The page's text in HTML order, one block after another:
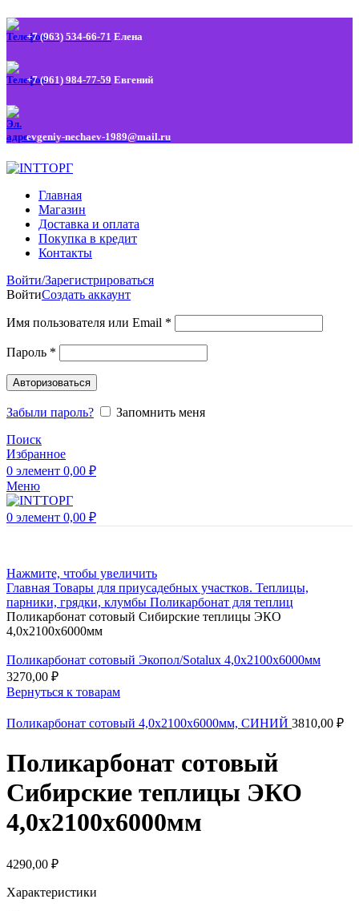
+7 (963) 534-66-71 Елена
+7 (961) 984-77-59 Евгений
evgeniy-nechaev-1989@mail.ru
Главная
Магазин
Доставка и оплата
Покупка в кредит
Контакты
Войти/Зарегистрироваться
ВойтиСоздать аккаунт
Имя пользователя или Email *
Пароль *
Авторизоваться
Забыли пароль?
Запомнить меня
Поиск
Избранное
0 элемент 0,00 ₽
Меню
0 элемент 0,00 ₽
Нажмите, чтобы увеличить
Главная Товары для приусадебных участков. Теплицы,
парники, грядки, клумбы Поликарбонат для теплиц
Поликарбонат сотовый Сибирские теплицы ЭКО
4,0х2100х6000мм
Поликарбонат сотовый Экопол/Sotalux 4,0х2100х6000мм
3270,00 ₽
Вернуться к товарам
Поликарбонат сотовый 4,0х2100х6000мм, СИНИЙ 3810,00 ₽
Поликарбонат сотовый
Сибирские теплицы ЭКО
4,0х2100х6000мм
4290,00 ₽
Характеристики